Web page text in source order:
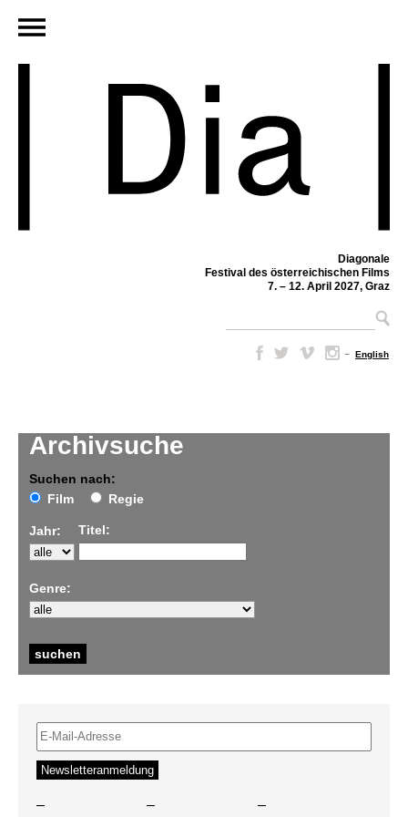
Diagonale
Festival des österreichischen Films
7. – 12. April 2027, Graz
– English
Archivsuche
Suchen nach:
Film
Regie
Jahr: Titel:
Genre:
– – –